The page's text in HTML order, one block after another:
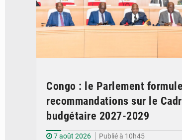
Congo : le Parlement
recommandations sur le
budgétaire 2027-2029
7 août 2026
Publié à 10h45